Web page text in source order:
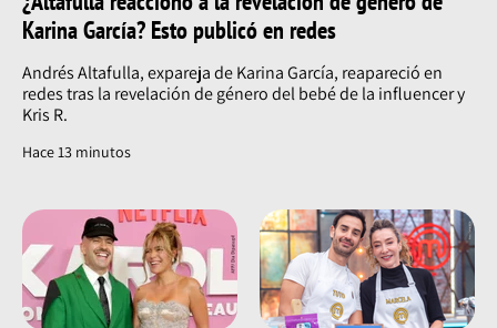
Karina García? Esto publicó en redes
Andrés Altafulla, expareja de Karina García, reapareció en
redes tras la revelación de género del bebé de la influencer y
Kris R.
Hace 13 minutos